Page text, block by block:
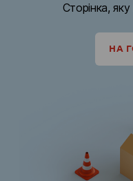
Сторінка,
НА